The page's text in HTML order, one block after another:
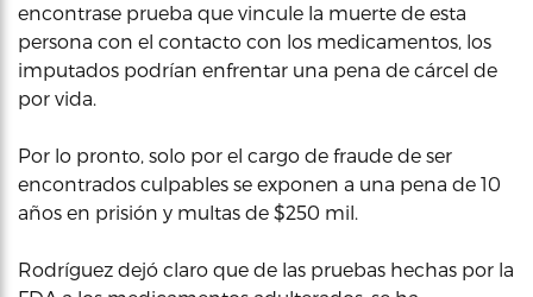
encontrase prueba que vincule la muerte de esta
persona con el contacto con los medicamentos, los
imputados podrían enfrentar una pena de cárcel de
por vida.
Por lo pronto, solo por el cargo de fraude de ser
encontrados culpables se exponen a una pena de 10
años en prisión y multas de $250 mil.
Rodríguez dejó claro que de las pruebas hechas por la